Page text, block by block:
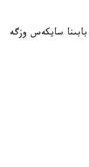
پروتسەستىك كودەكستىڭ 201-بابىنا سايكەس وزگە